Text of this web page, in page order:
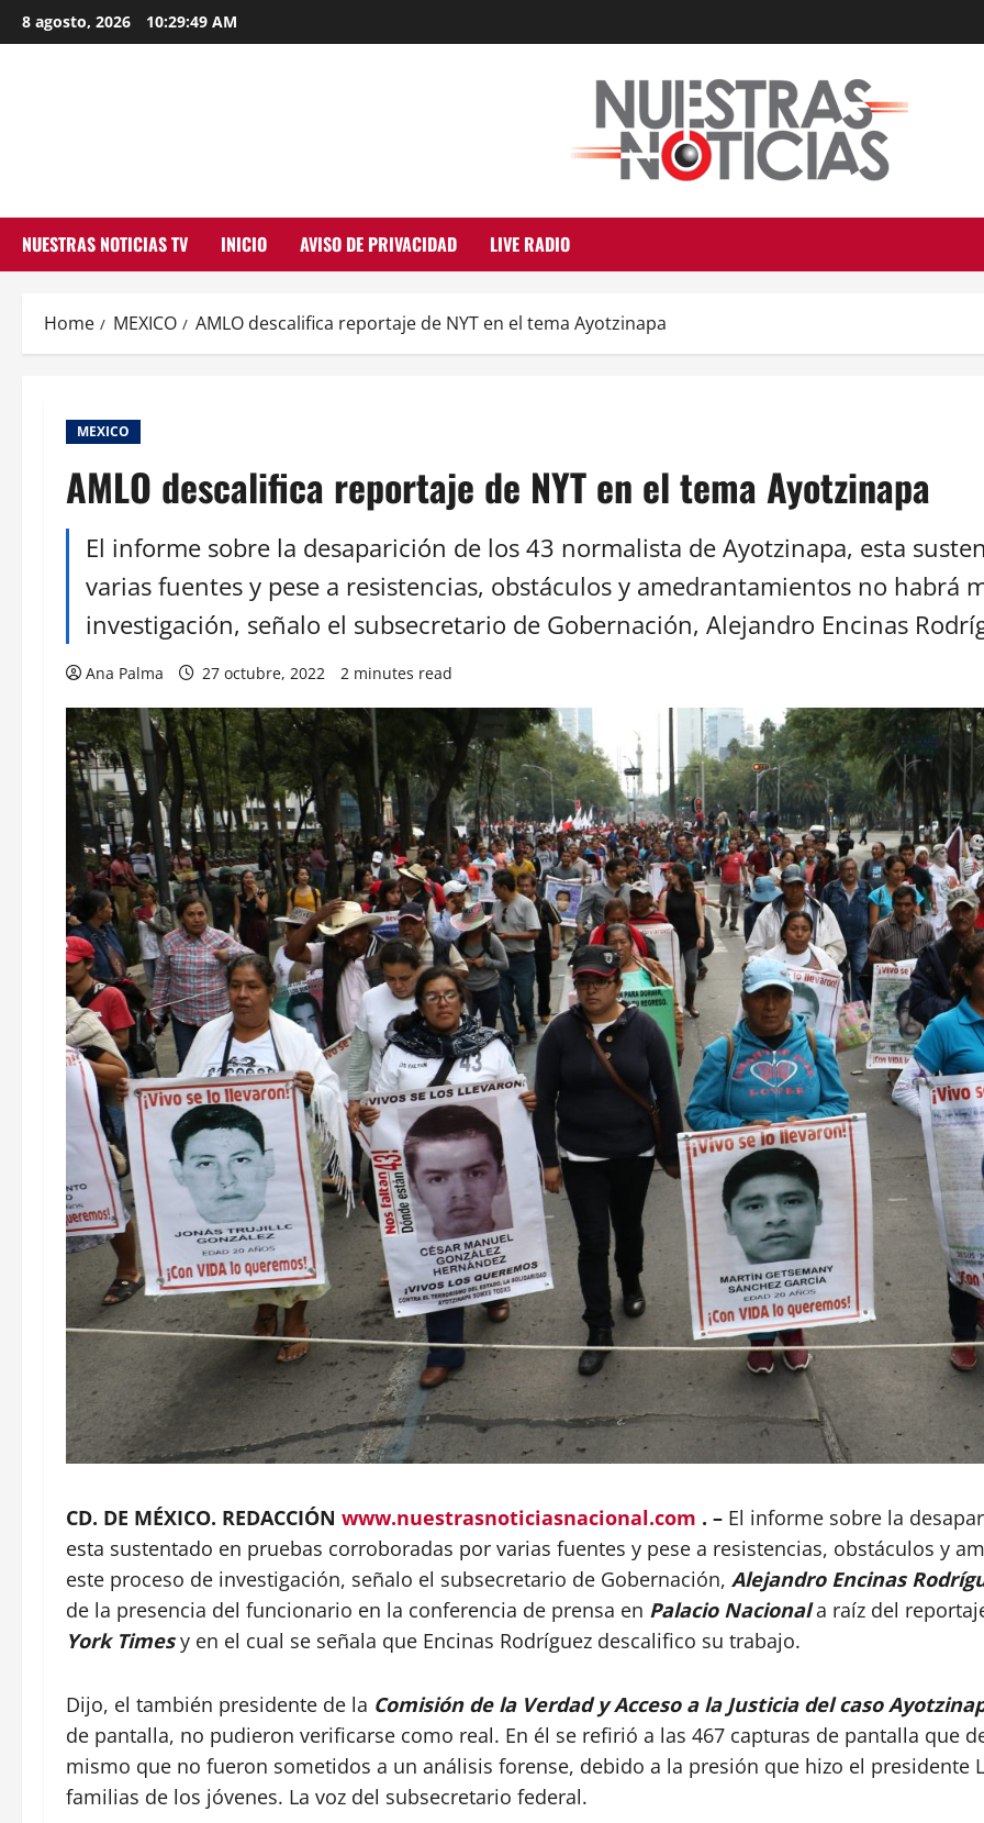
Skip
to
8 agosto, 2026 10:29:51 AM
NUESTRAS NOTICIAS TV INICIO AVISO DE PRIVACIDAD LIVE RADIO
Home MEXICO AMLO descalifica reportaje de NYT en el tema Ayotzinapa
MEXICO
AMLO descalifica reportaje de NYT en el tema Ayotzinapa
El informe sobre la desaparición de los 43 normalista de Ayotzinapa, esta
varias fuentes y pese a resistencias, obstáculos y amedrantamientos no habrá
investigación, señalo el subsecretario de Gobernación, Alejandro Encinas
Ana Palma 27 octubre, 2022 2 minutes read
CD. DE MÉXICO. REDACCIÓN www.nuestrasnoticiasnacional.com . – El informe sobre la
esta sustentado en pruebas corroboradas por varias fuentes y pese a resistencias, obstáculos y
este proceso de investigación, señalo el subsecretario de Gobernación, Alejandro Encinas
de la presencia del funcionario en la conferencia de prensa en Palacio Nacionala raíz del
York Timesy en el cual se señala que Encinas Rodríguez descalifico su trabajo.
Dijo, el también presidente de la Comisión de la Verdad y Acceso a la Justicia del caso
de pantalla, no pudieron verificarse como real. En él se refirió a las 467 capturas de pantalla que
mismo que no fueron sometidos a un análisis forense, debido a la presión que hizo el presidente
familias de los jóvenes. La voz del subsecretario federal.